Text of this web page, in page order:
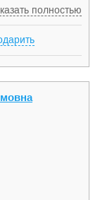
ультразвуковое
забрюшинного
полностью